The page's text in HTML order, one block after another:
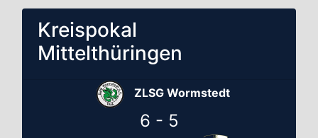
Kreispokal
Mittelthüringen
ZLSG Wormstedt
6 - 5